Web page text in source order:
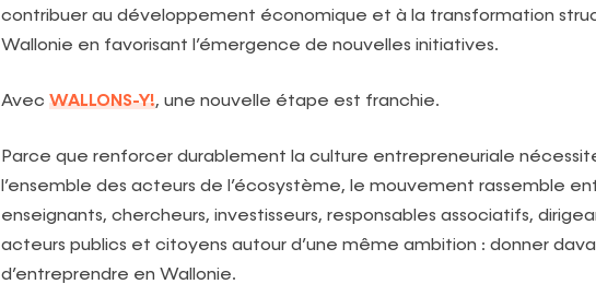
contribuer au développement économique et à la transformation
Wallonie en favorisant l’émergence de nouvelles initiatives.
Avec WALLONS-Y!, une nouvelle étape est franchie.
Parce que renforcer durablement la culture entrepreneuriale
l’ensemble des acteurs de l’écosystème, le mouvement rassemble
enseignants, chercheurs, investisseurs, responsables associatifs,
acteurs publics et citoyens autour d’une même ambition : donner
d’entreprendre en Wallonie.